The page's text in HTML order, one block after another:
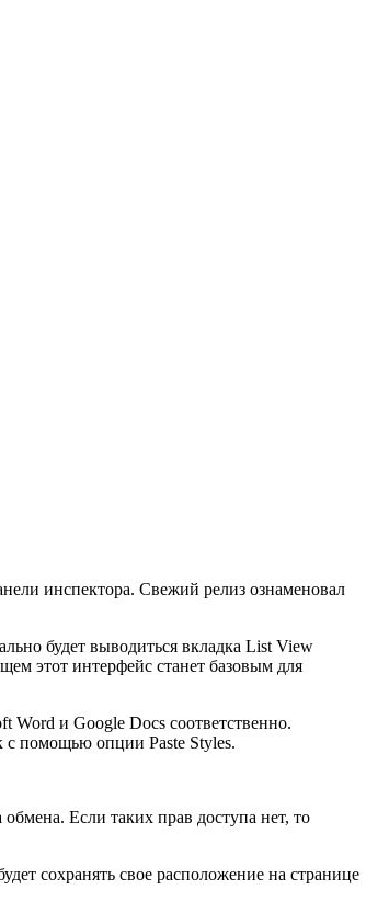
инспектора. Свежий релиз ознаменовал
будет выводиться вкладка List View
этот интерфейс станет базовым для
Word и Google Docs соответственно.
с помощью опции Paste Styles.
Если таких прав доступа нет, то
сохранять свое расположение на странице